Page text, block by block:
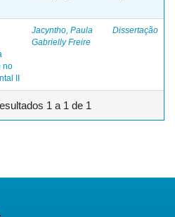
no
II
Jacyntho, Paula
Gabrielly Freire
Dissertação
1 a 1 de 1